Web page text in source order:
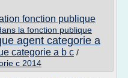
fonction publique
la fonction publique
agent categorie a
categorie a b c /
c 2014